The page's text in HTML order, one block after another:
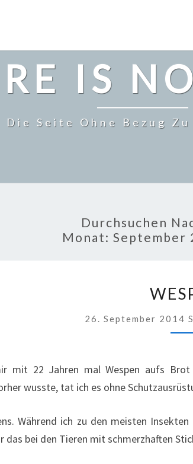
IS
Die Seite Ohne Bezug
Durchsuchen
Monat: September
26. September 2014
mit 22 Jahren mal Wespen aufs
wusste, tat ich es ohne
Während ich zu den meisten
bei den Tieren mit schmerzhaften